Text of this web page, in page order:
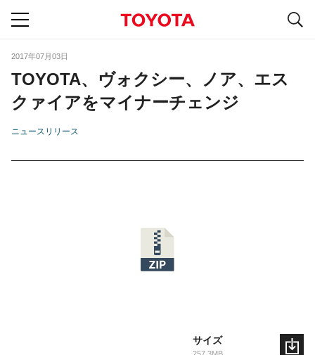
2017年07月03日
TOYOTA、ヴォクシー、ノア、エス
クァイアをマイナーチェンジ
ニュースリリース
サイズ